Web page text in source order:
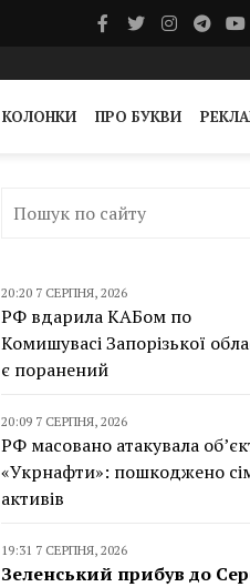
КОЛОНКИ ПРО БУКВИ
20:20 7 СЕРПНЯ, 2026
РФ вдарила КАБом по
Комишувасі Запорізької
є поранений
20:09 7 СЕРПНЯ, 2026
РФ масовано атакувала
«Укрнафти»: пошкоджено
активів
19:31 7 СЕРПНЯ, 2026
Зеленський прибув до